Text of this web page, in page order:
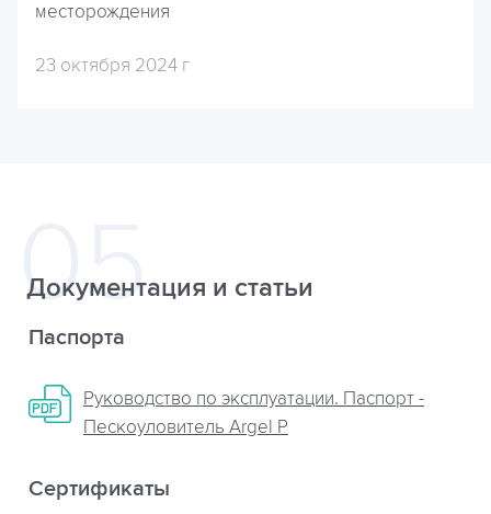
месторождения
23 октября 2024 г
Документация и статьи
Паспорта
Руководство по эксплуатации. Паспорт -
Пескоуловитель Argel P
Сертификаты